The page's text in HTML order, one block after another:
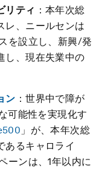
リティ ：本年次総
レ、ニールセンは
を設立し、新興/発
し、現在失業中の
ン ：世界中で障が
可能性を実現化す
」が、本年次総
あるキャロライ
ーンは、1年以内に